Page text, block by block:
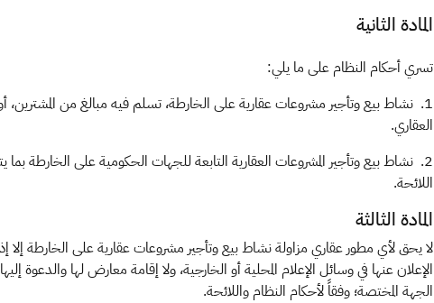
المادة الثانية
تسري أحكام النظام على ما يلي:
1. نشاط بيع وتأجير مشروعات عقارية على الخارطة، تسلم فيه مبالغ من المشترين،
العقاري.
2. نشاط بيع وتأجير المشروعات العقارية التابعة للجهات الحكومية على الخارطة
اللائحة.
المادة الثالثة
لا يحق لأي مطور عقاري مزاولة نشاط بيع وتأجير مشروعات عقارية على الخارطة إلا
الإعلان عنها في وسائل الإعلام المحلية أو الخارجية، ولا إقامة معارض لها والدعوة
الجهة المختصة؛ وفقاً لأحكام النظام واللائحة.